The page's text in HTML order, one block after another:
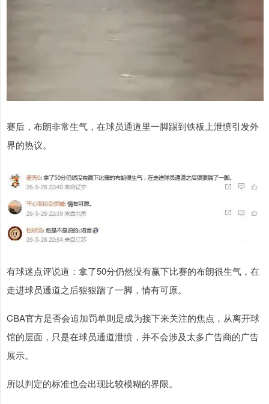
赛后，布朗非常生气，在球员通道里一脚踢到铁板上泄愤引发外
界的热议。
有球迷点评说道：拿了50分仍然没有赢下比赛的布朗很生气，在
走进球员通道之后狠狠踹了一脚，情有可原。
CBA官方是否会追加罚单则是成为接下来关注的焦点，从离开球
馆的层面，只是在球员通道泄愤，并不会涉及太多广告商的广告
展示。
所以判定的标准也会出现比较模糊的界限。